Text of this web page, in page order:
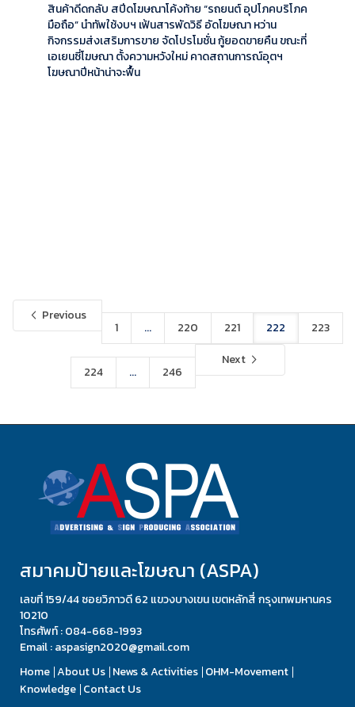
สินค้าดีดกลับ สปีดโฆษณาโค้งท้าย “รถยนต์ อุปโภคบริโภค
มือถือ” นำทัพใช้งบฯ เฟ้นสารพัดวิธี อัดโฆษณา หว่าน
กิจกรรมส่งเสริมการขาย จัดโปรโมชั่น กู้ยอดขายคืน ขณะที่
เอเยนซี่โฆษณา ตั้งความหวังใหม่ คาดสถานการณ์อุตฯ
โฆษณาปีหน้าน่าจะฟื้น
Previous
1 ... 220 221 222 223
224 ... 246
Next
สมาคมป้ายและโฆษณา (ASPA)
เลขที่ 159/44 ซอยวิภาวดี 62 แขวงบางเขน เขตหลักสี่ กรุงเทพมหานคร
10210
โทรศัพท์ : 084-668-1993
Email : aspasign2020@gmail.com
Home About Us News & Activities OHM-Movement
Knowledge Contact Us